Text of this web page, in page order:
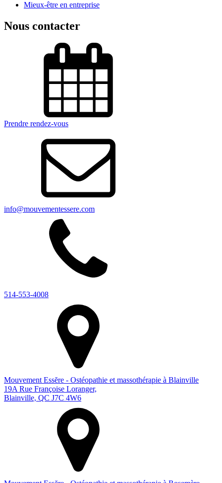
Mieux-être en entreprise
Nous contacter
Prendre rendez-vous
info@mouvementessere.com
514-553-4008
Mouvement Essĕre - Ostéopathie et massothérapie à Blainville
19A Rue Françoise Loranger,
Blainville, QC J7C 4W6